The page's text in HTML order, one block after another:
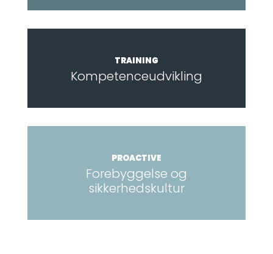
TRAINING
Kompetence­udvikling
PROACTIVE
Forebyggelse og
sikkerhedskultur